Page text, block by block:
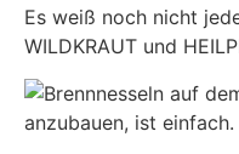
Es weiß noch nicht
WILDKRAUT und